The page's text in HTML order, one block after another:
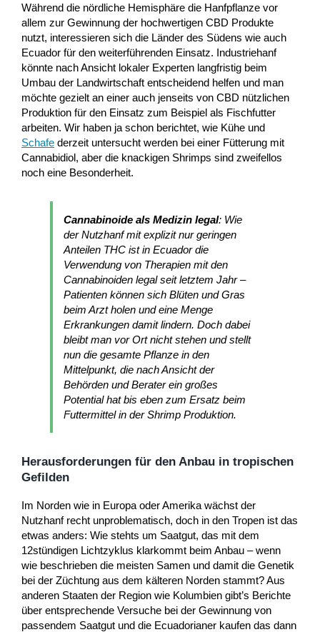
Während die nördliche Hemisphäre die Hanfpflanze vor
allem zur Gewinnung der hochwertigen CBD Produkte
nutzt, interessieren sich die Länder des Südens wie auch
Ecuador für den weiterführenden Einsatz. Industriehanf
könnte nach Ansicht lokaler Experten langfristig beim
Umbau der Landwirtschaft entscheidend helfen und man
möchte gezielt an einer auch jenseits von CBD nützlichen
Produktion für den Einsatz zum Beispiel als Fischfutter
arbeiten. Wir haben ja schon berichtet, wie Kühe und
Schafe derzeit untersucht werden bei einer Fütterung mit
Cannabidiol, aber die knackigen Shrimps sind zweifellos
noch eine Besonderheit.
Cannabinoide als Medizin legal: Wie
der Nutzhanf mit explizit nur geringen
Anteilen THC ist in Ecuador die
Verwendung von Therapien mit den
Cannabinoiden legal seit letztem Jahr –
Patienten können sich Blüten und Gras
beim Arzt holen und eine Menge
Erkrankungen damit lindern. Doch dabei
bleibt man vor Ort nicht stehen und stellt
nun die gesamte Pflanze in den
Mittelpunkt, die nach Ansicht der
Behörden und Berater ein großes
Potential hat bis eben zum Ersatz beim
Futtermittel in der Shrimp Produktion.
Herausforderungen für den Anbau in tropischen
Gefilden
Im Norden wie in Europa oder Amerika wächst der
Nutzhanf recht unproblematisch, doch in den Tropen ist das
etwas anders: Wie stehts um Saatgut, das mit dem
12stündigen Lichtzyklus klarkommt beim Anbau – wenn
wie beschrieben die meisten Samen und damit die Genetik
bei der Züchtung aus dem kälteren Norden stammt? Aus
anderen Staaten der Region wie Kolumbien gibt’s Berichte
über entsprechende Versuche bei der Gewinnung von
passendem Saatgut und die Ecuadorianer kaufen das dann